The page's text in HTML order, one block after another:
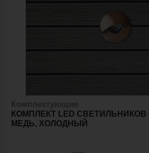
КОМПЛЕКТ LED
МЕДЬ, ХОЛОДНЫЙ